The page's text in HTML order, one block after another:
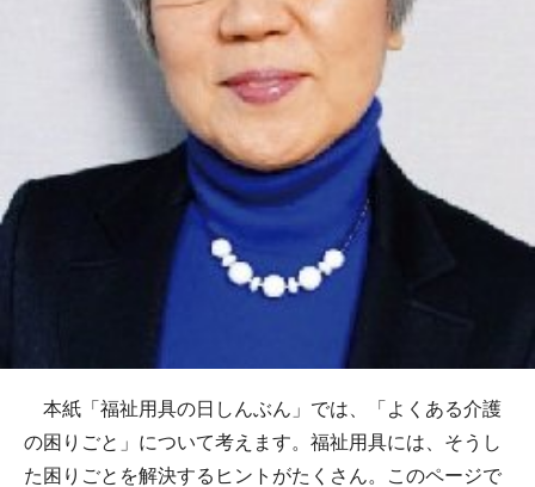
本紙「福祉用具の日しんぶん」では、「よくある介護
の困りごと」について考えます。福祉用具には、そうし
た困りごとを解決するヒントがたくさん。このページで